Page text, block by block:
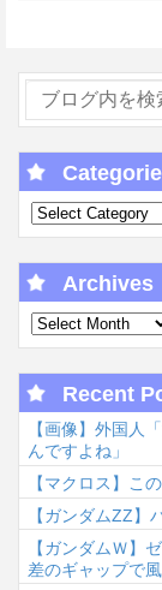
Archives
Recent
【画像】外国人
んですよね」
【マクロス】こ
【ガンダムΖΖ】
【ガンダムＷ】
差のギャップで